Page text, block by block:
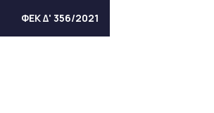
ΦΕΚ Δ' 356/2021